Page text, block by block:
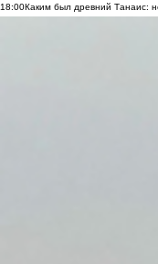
18:00Каким был древний Танаис: